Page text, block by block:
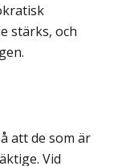
stärks, och
att de som är
Vid